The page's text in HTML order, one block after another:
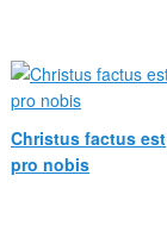
Christus factus est
pro nobis